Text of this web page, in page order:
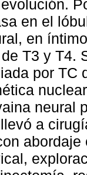
en el
en
T3 y T4.
por TC
neural
a